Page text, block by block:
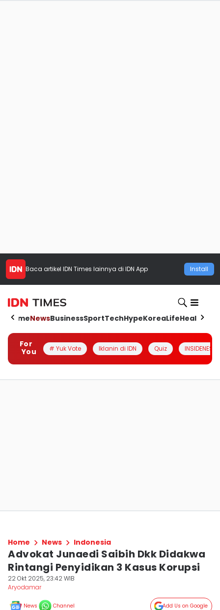
Baca artikel IDN Times lainnya di IDN App Install
HomeNewsBusinessSportTechHypeKoreaLifeHealth
For
You
# Yuk Vote Iklanin di IDN Quiz INSIDENESIA
Home News Indonesia
Advokat Junaedi Saibih Dkk Didakwa
Rintangi Penyidikan 3 Kasus Korupsi
22 Okt 2025, 23:42 WIB
Aryodamar
News Channel Add Us on Google